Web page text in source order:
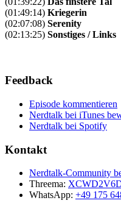
(01:49:14) Kriegerin
(02:07:08) Serenity
(02:13:25) Sonstiges / Links
Feedback
Episode kommentieren
Nerdtalk bei iTunes
Nerdtalk bei Spotify
Kontakt
Nerdtalk-Community
Threema:
WhatsApp: +49 175